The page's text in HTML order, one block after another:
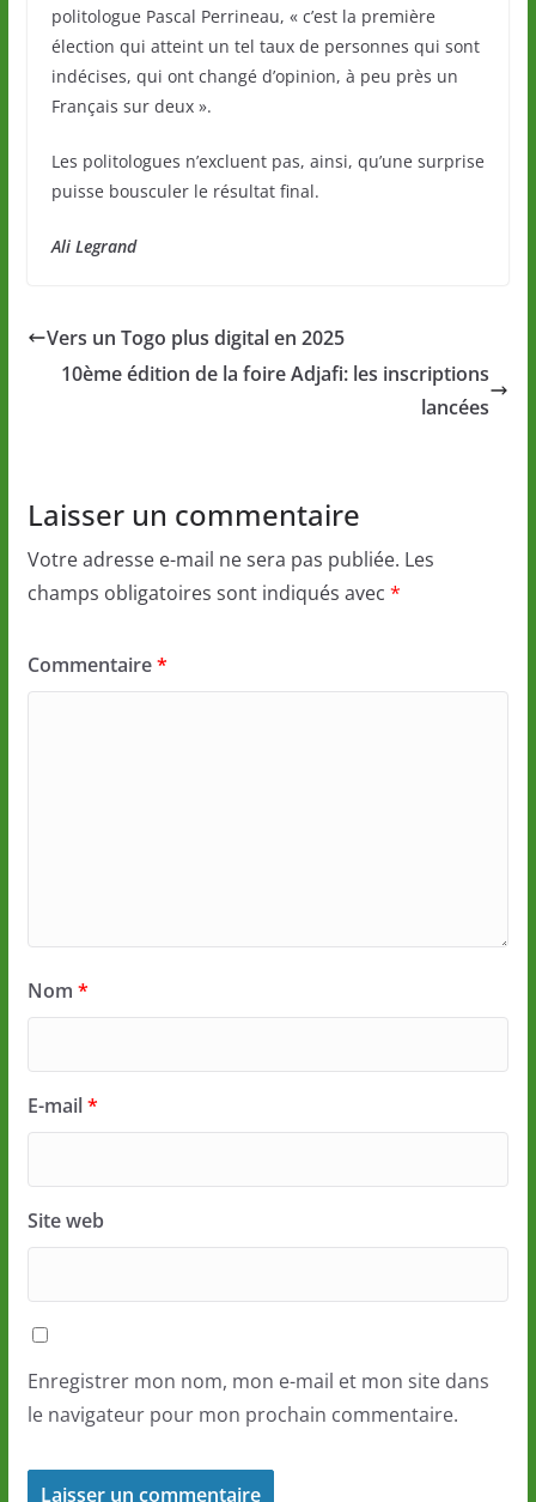
politologue Pascal Perrineau, « c’est la première
élection qui atteint un tel taux de personnes qui sont
indécises, qui ont changé d’opinion, à peu près un
Français sur deux ».
Les politologues n’excluent pas, ainsi, qu’une surprise
puisse bousculer le résultat final.
Ali Legrand
Vers un Togo plus digital en 2025
10ème édition de la foire Adjafi: les inscriptions
lancées
Laisser un commentaire
Votre adresse e-mail ne sera pas publiée. Les
champs obligatoires sont indiqués avec *
Commentaire*
Nom *
E-mail*
Site web
Enregistrer mon nom, mon e-mail et mon site dans
le navigateur pour mon prochain commentaire.